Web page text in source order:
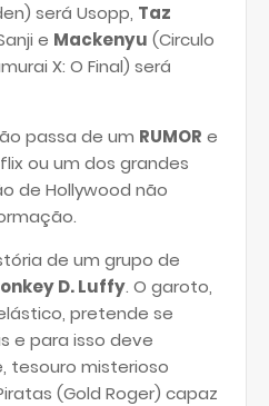
será Usopp, Taz
e Mackenyu (Circulo
X: O Final) será
passa de um RUMOR e
ou um dos grandes
de Hollywood não
de um grupo de
D. Luffy. O garoto,
pretende se
e para isso deve
tesouro misterioso
(Gold Roger) capaz